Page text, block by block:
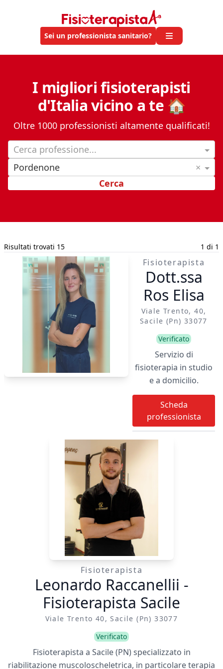
Sei un professionista sanitario?
I migliori fisioterapisti
d'Italia vicino a te 🏠
Oltre 1000 professionisti altamente qualificati!
Cerca professione...
Pordenone
×
Cerca
Risultati trovati 15 1 di 1
Fisioterapista
Dott.ssa
Ros Elisa
Viale Trento, 40,
Sacile (pn) 33077
Verificato
Servizio di
fisioterapia in studio
e a domicilio.
Scheda
professionista
Fisioterapista
Leonardo Raccanellii -
Fisioterapista Sacile
Viale Trento 40, Sacile (pn) 33077
Verificato
Fisioterapista a Sacile (PN) specializzato in
riabilitazione muscoloscheletrica, in particolare terapia